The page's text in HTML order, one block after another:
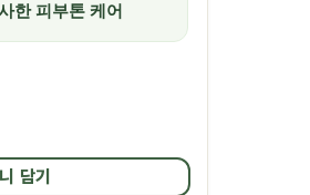
한 피부톤 케어
담기